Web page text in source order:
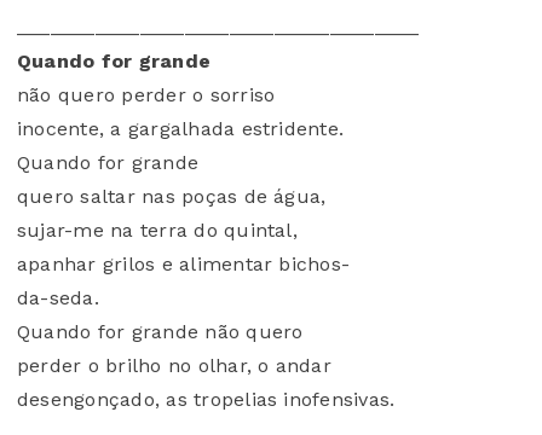
Quando for grande
não quero perder o sorriso
inocente, a gargalhada estridente.
Quando for grande
quero saltar nas poças de água,
sujar-me na terra do quintal,
apanhar grilos e alimentar bichos-
da-seda.
Quando for grande não quero
perder o brilho no olhar, o andar
desengonçado, as tropelias inofensivas.